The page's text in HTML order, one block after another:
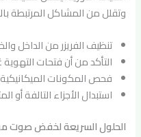
وتقلل من المشاكل المرتبطة
تنظيف الفريزر من الداخل
التأكد من أن فتحات
فحص المكونات
استبدال الأجزاء التالفة أو
الحلول السريعة لخفض صوت